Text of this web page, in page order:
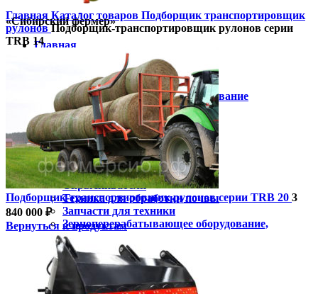
«Сибирский фермер»
Главная
Пресс-подборщик
Косилки
Навесное и прицепное оборудование
Минитракторы
Тракторы
Техника для агрологистики
Зерносушилки
Мульчеры
Почвенные фрезы
Опрыскиватели
Техника для обработки почвы
Запчасти для техники
Зерноперерабатывающее оборудование,
запчасти
Зернопогрузчик
Комбайны
Упаковщики рулонов
Мотоблок
Главная Каталог товаров Подборщик транспортировщик
рулоновПодборщик-транспортировщик рулонов серии
TRB 14
Подборщик-транспортировщик рулонов серии TRB 20 3
840 000 ₽
Вернуться к продуктам